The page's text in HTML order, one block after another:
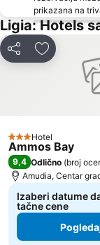
Island of Virgin
Prapa Mali
Zavia
prikazana na
Ligia: Hotels
Deli Dodati u
3 Zvezdice
Hotel
Ammos Bay
9,4 Odlično (broj
Amudia, Centar
Izaberi datume
tačne cene